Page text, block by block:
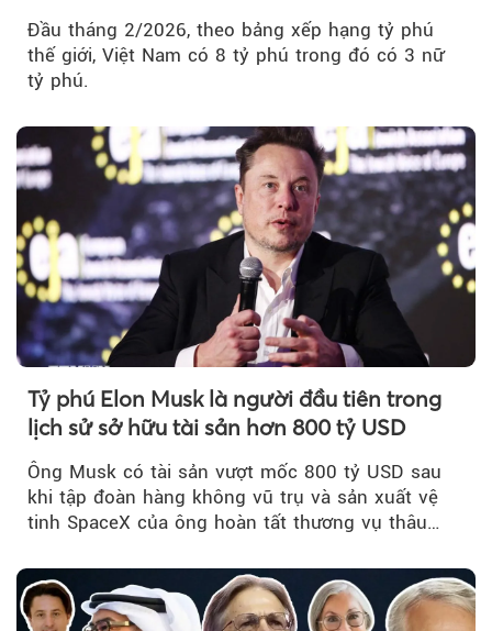
Đầu tháng 2/2026, theo bảng xếp hạng tỷ phú
thế giới, Việt Nam có 8 tỷ phú trong đó có 3 nữ
tỷ phú.
Tỷ phú Elon Musk là người đầu tiên trong
lịch sử sở hữu tài sản hơn 800 tỷ USD
Ông Musk có tài sản vượt mốc 800 tỷ USD sau
khi tập đoàn hàng không vũ trụ và sản xuất vệ
tinh SpaceX của ông hoàn tất thương vụ thâu
do ông kiểm soát.